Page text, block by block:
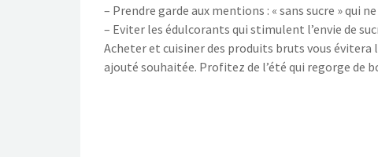
– Prendre garde aux mentions : « sans sucre » qui
– Eviter les édulcorants qui stimulent l’envie de
Acheter et cuisiner des produits bruts vous
ajouté souhaitée. Profitez de l’été qui regorge de